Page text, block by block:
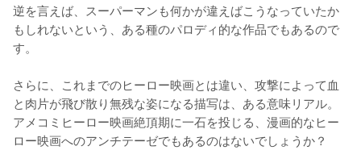
逆を言えば、スーパーマンも何かが違えばこうなっていたか
もしれないという、ある種のパロディ的な作品でもあるので
す。
さらに、これまでのヒーロー映画とは違い、攻撃によって血
と肉片が飛び散り無残な姿になる描写は、ある意味リアル。
アメコミヒーロー映画絶頂期に一石を投じる、漫画的なヒー
ロー映画へのアンチテーゼでもあるのはないでしょうか？